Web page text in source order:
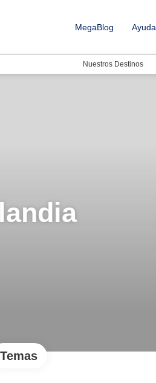
MegaBlog Ayuda
Nuestros Destinos
Temas